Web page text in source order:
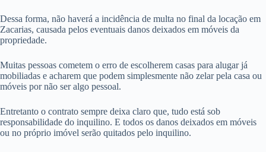
Dessa forma, não haverá a incidência de multa no final da locação em
Zacarias, causada pelos eventuais danos deixados em móveis da
propriedade.
Muitas pessoas cometem o erro de escolherem casas para alugar já
mobiliadas e acharem que podem simplesmente não zelar pela casa ou
móveis por não ser algo pessoal.
Entretanto o contrato sempre deixa claro que, tudo está sob
responsabilidade do inquilino. E todos os danos deixados em móveis
ou no próprio imóvel serão quitados pelo inquilino.